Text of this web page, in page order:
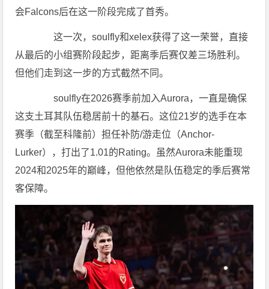
会Falcons后在这一阶段完成了首秀。
这一次，soulfly和xelex获得了这一荣誉，直接
从最后的小组赛阶段起步，距离季后赛仅差三场胜利。
但他们走到这一步的方式截然不同。
soulfly在2026赛季前加入Aurora，一直是确保
这支土耳其队伍稳居前十的基石。这位21岁的选手在本
赛季（截至科隆前）担任补防/游走位（Anchor-
Lurker），打出了1.01的Rating。虽然Aurora未能重现
2024和2025年的巅峰，但他依然是队伍稳定的季后赛常
客保障。